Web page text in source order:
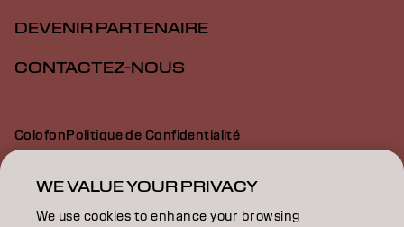
DEVENIR PARTENAIRE
CONTACTEZ-NOUS
ColofonPolitique de Confidentialité
Politique en Matière de Cookies
Déclaration d’Accessibilité
WE VALUE YOUR PRIVACY
We use cookies to enhance your browsing